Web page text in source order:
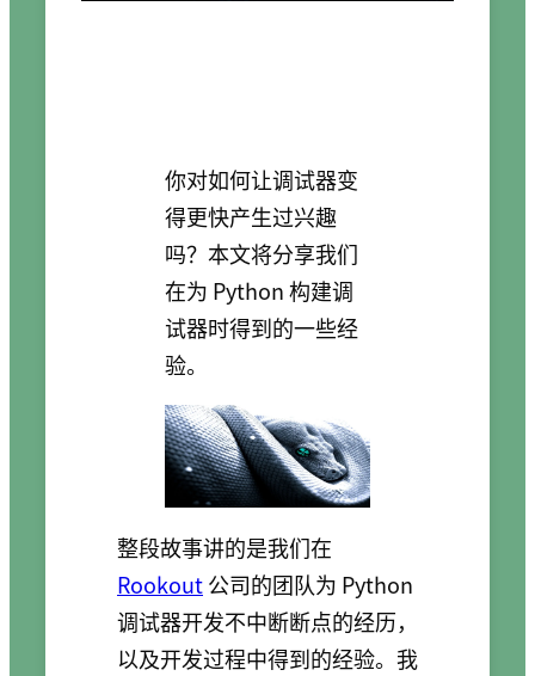
你对如何让调试器变
得更快产生过兴趣
吗？本文将分享我们
在为 Python 构建调
试器时得到的一些经
验。
整段故事讲的是我们在
Rookout公司的团队为 Python
调试器开发不中断断点的经历，
以及开发过程中得到的经验。我